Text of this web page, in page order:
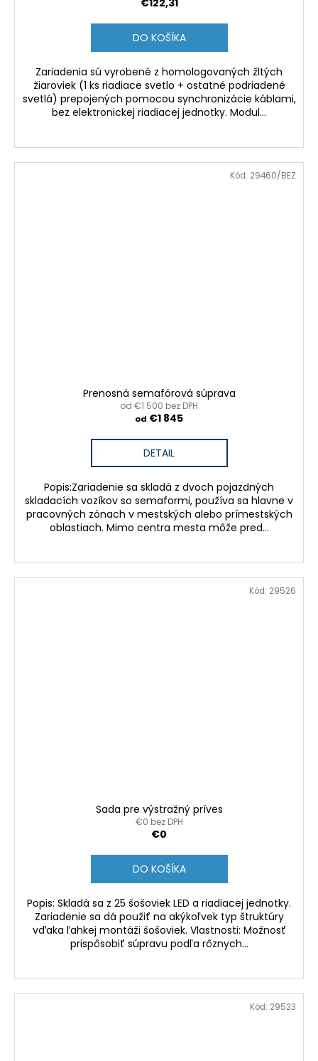
€122,31
DO KOŠÍKA
Zariadenia sú vyrobené z homologovaných žltých
žiaroviek (1 ks riadiace svetlo + ostatné podriadené
svetlá) prepojených pomocou synchronizácie káblami,
bez elektronickej riadiacej jednotky. Modul...
Prenosná semafórová súprava
od €1 500 bez DPH
od €1 845
DETAIL
Popis:Zariadenie sa skladá z dvoch pojazdných
skladacích vozíkov so semaformi, používa sa hlavne v
pracovných zónach v mestských alebo prímestských
oblastiach. Mimo centra mesta môže pred...
Kód: 29460/BEZ
Sada pre výstražný príves
€0 bez DPH
€0
DO KOŠÍKA
Popis: Skladá sa z 25 šošoviek LED a riadiacej jednotky.
Zariadenie sa dá použiť na akýkoľvek typ štruktúry
vďaka ľahkej montáži šošoviek. Vlastnosti: Možnosť
prispôsobiť súpravu podľa rôznych...
Kód: 29526
Kód: 29523